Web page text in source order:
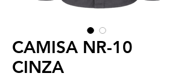
CAMISA NR-10
CINZA